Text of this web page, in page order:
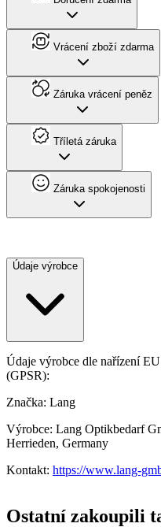
Vrácení zboží zdarma
Záruka vrácení peněz
Tříletá záruka
Záruka spokojenosti
Údaje výrobce
Údaje výrobce dle nařízení
(GPSR):
Značka: Lang
Výrobce: Lang Optikbedarf
Herrieden, Germany
Kontakt: https://www.lang-
Ostatní zakoupili